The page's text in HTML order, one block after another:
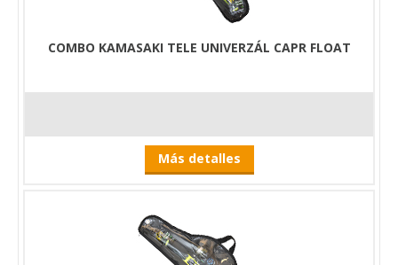
COMBO KAMASAKI TELE UNIVERZÁL CAPR FLOAT
Más detalles